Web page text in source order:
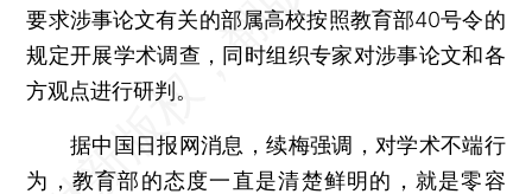
要求涉事论文有关的部属高校按照教育部40号令的
规定开展学术调查，同时组织专家对涉事论文和各
方观点进行研判。
据中国日报网消息，续梅强调，对学术不端行
为，教育部的态度一直是清楚鲜明的，就是零容